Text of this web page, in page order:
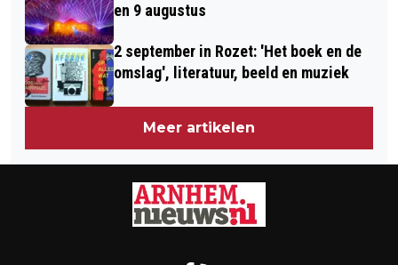
en 9 augustus
2 september in Rozet: 'Het boek en de
omslag', literatuur, beeld en muziek
Meer artikelen